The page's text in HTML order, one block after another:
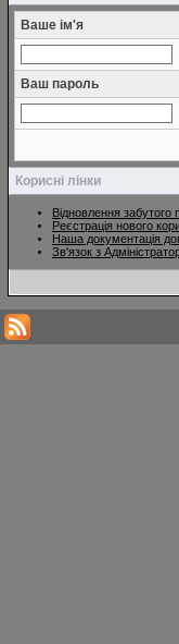
Ваше ім'я
Ваш пароль
Корисні лінки
Відновлення забутого
Реєстрація нового
Наша документація
Зв'язок з